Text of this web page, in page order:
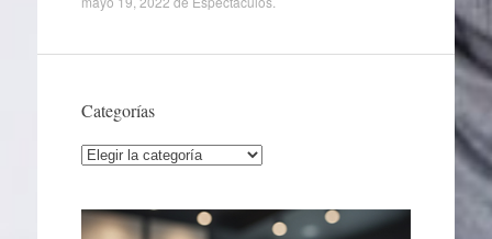
Categorías
Categorías